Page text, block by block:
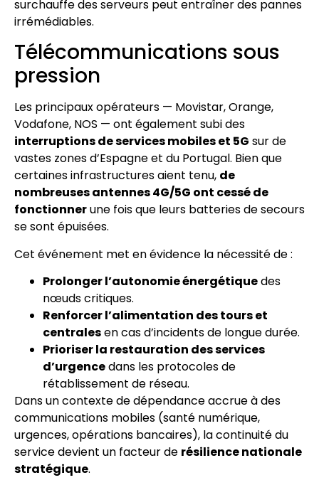
surchauffe des serveurs peut entraîner des pannes
irrémédiables.
Télécommunications sous
pression
Les principaux opérateurs — Movistar, Orange,
Vodafone, NOS — ont également subi des
interruptions de services mobiles et 5G sur de
vastes zones d’Espagne et du Portugal. Bien que
certaines infrastructures aient tenu, de
nombreuses antennes 4G/5G ont cessé de
fonctionnerune fois que leurs batteries de secours
se sont épuisées.
Cet événement met en évidence la nécessité de :
Prolonger l’autonomie énergétiquedes
nœuds critiques.
Renforcer l’alimentation des tours et
centralesen cas d’incidents de longue durée.
Prioriser la restauration des services
d’urgencedans les protocoles de
rétablissement de réseau.
Dans un contexte de dépendance accrue à des
communications mobiles (santé numérique,
urgences, opérations bancaires), la continuité du
service devient un facteur de résilience nationale
stratégique.